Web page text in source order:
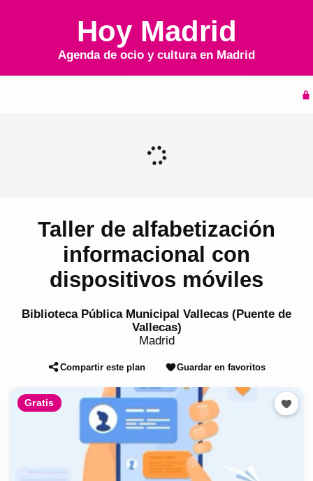
Hoy Madrid
Agenda de ocio y cultura en Madrid
Taller de alfabetización
informacional con
dispositivos móviles
Biblioteca Pública Municipal Vallecas (Puente de
Vallecas)
Madrid
Compartir este plan Guardar en favoritos
Gratis